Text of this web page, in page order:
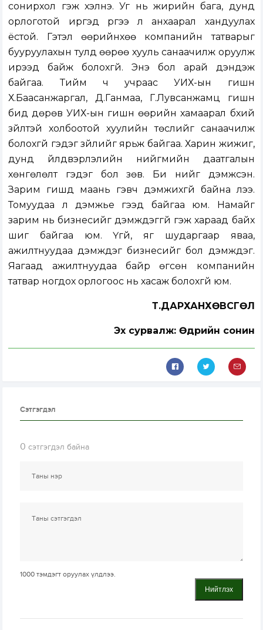
сонирхол гэж хэлнэ. Уг нь жирийн бага, дунд
орлоготой иргэд рүүгээ л анхаарал хандуулах
ёстой. Гэтэл өөрийнхөө компанийн татварыг
бууруулахын тулд өөрөө хууль санаачилж оруулж
ирээд байж болохгүй. Энэ бол арай дэндэж
байгаа. Тийм ч учраас УИХ-ын гишүүн
Х.Баасанжаргал, Д.Ганмаа, Г.Лувсанжамц гишүүн
бид дөрөв УИХ-ын гишүүн өөрийн хамаарал бүхий
зүйлтэй холбоотой хуулийн төслийг санаачилж
болохгүй гэдэг зүйлийг ярьж байгаа. Харин жижиг,
дунд үйлдвэрлэлийн нийгмийн даатгалын
хөнгөлөлт гэдэг бол зөв. Би үүнийг дэмжсэн.
Зарим гишүүд маань гэвч дэмжихгүй байна лээ.
Томуудаа л дэмжье гээд байгаа юм. Намайг
зарим нь бизнесийг дэмждэггүй гэж хараад байх
шиг байгаа юм. Үгүй, яг шударгаар яваа,
ажилтнуудаа дэмждэг бизнесийг бол дэмждэг.
Яагаад ажилтнуудаа байр өгсөн компанийн
татвар ногдох орлогоос нь хасаж болохгүй юм.
Т.ДАРХАНХӨВСГӨЛ
Эх сурвалж: Өдрийн сонин
Сэтгэгдэл
0 сэтгэгдэл байна
1000 тэмдэгт оруулах үлдлээ.
Нийтлэх